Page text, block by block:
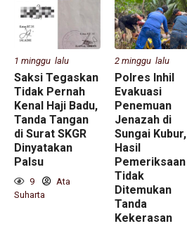
1 minggu lalu
Saksi Tegaskan
Tidak Pernah
Kenal Haji Badu,
Tanda Tangan
di Surat SKGR
Dinyatakan
Palsu
9
Ata
Suharta
2 minggu lalu
Polres Inhil
Evakuasi
Penemuan
Jenazah di
Sungai Kubur,
Hasil
Pemeriksaan
Tidak
Ditemukan
Tanda
Kekerasan